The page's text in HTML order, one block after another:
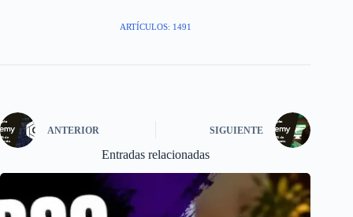
ARTÍCULOS: 1491
ANTERIOR SIGUIENTE
Entradas relacionadas